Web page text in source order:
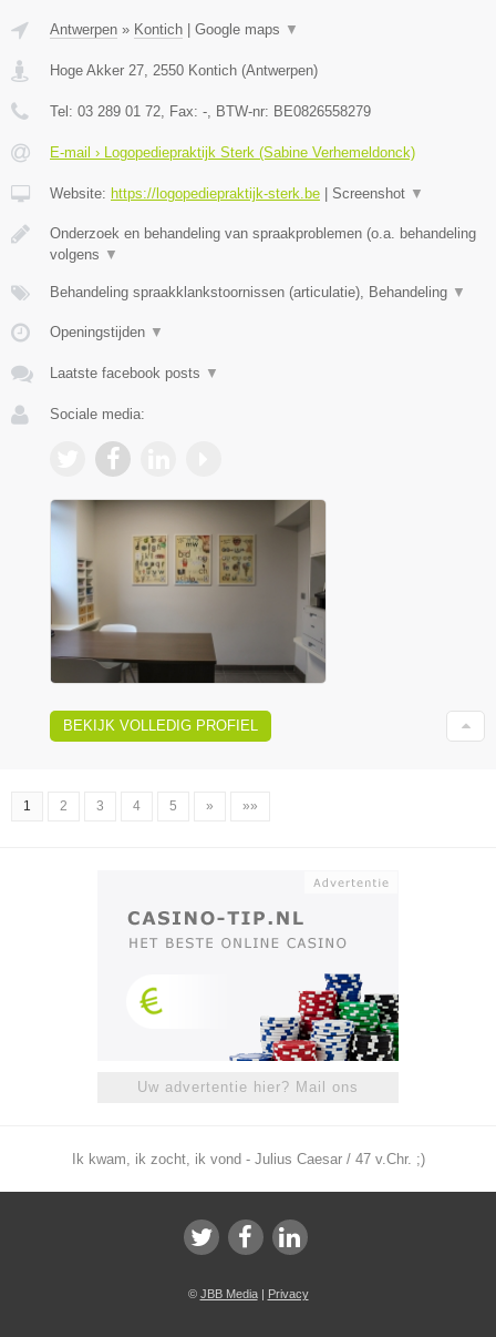
Antwerpen » Kontich Google maps ▼
Hoge Akker 27, 2550 Kontich (Antwerpen)
Tel: 03 289 01 72, Fax: -, BTW-nr: BE0826558279
E-mail › Logopediepraktijk Sterk (Sabine Verhemeldonck)
Website: https://logopediepraktijk-sterk.be Screenshot ▼
Onderzoek en behandeling van spraakproblemen (o.a. behandeling
volgens ▼
Behandeling spraakklankstoornissen (articulatie), Behandeling ▼
Openingstijden ▼
Laatste facebook posts ▼
Sociale media:
BEKIJK VOLLEDIG PROFIEL
1 2 3 4 5 » »»
Uw advertentie hier? Mail ons
Ik kwam, ik zocht, ik vond - Julius Caesar / 47 v.Chr. ;)
© JBB Media| Privacy